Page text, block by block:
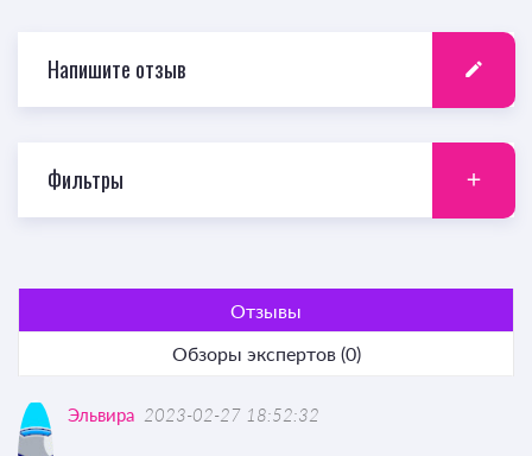
Напишите отзыв
Фильтры
Отзывы
Обзоры экспертов (0)
Эльвира 2023-02-27 18:52:32